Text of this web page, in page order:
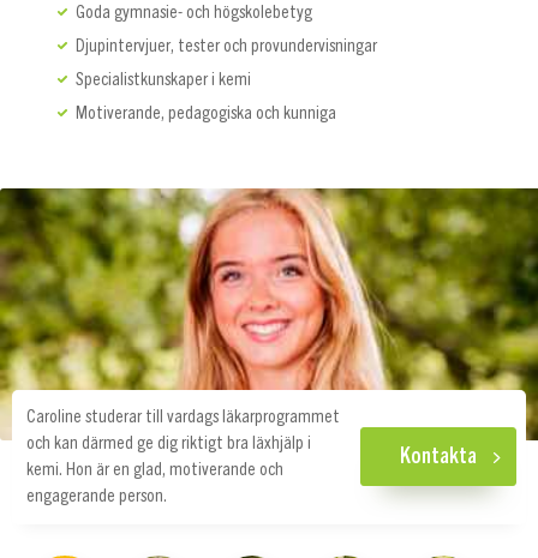
Goda gymnasie- och högskolebetyg
Djupintervjuer, tester och provundervisningar
Specialistkunskaper i kemi
Motiverande, pedagogiska och kunniga
Caroline studerar till vardags läkarprogrammet
och kan därmed ge dig riktigt bra läxhjälp i
kemi. Hon är en glad, motiverande och
engagerande person.
Kontakta